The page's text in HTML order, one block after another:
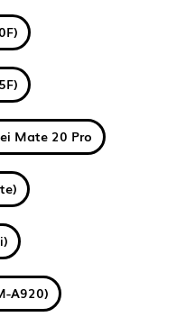
Mate 20 Pro
A920)